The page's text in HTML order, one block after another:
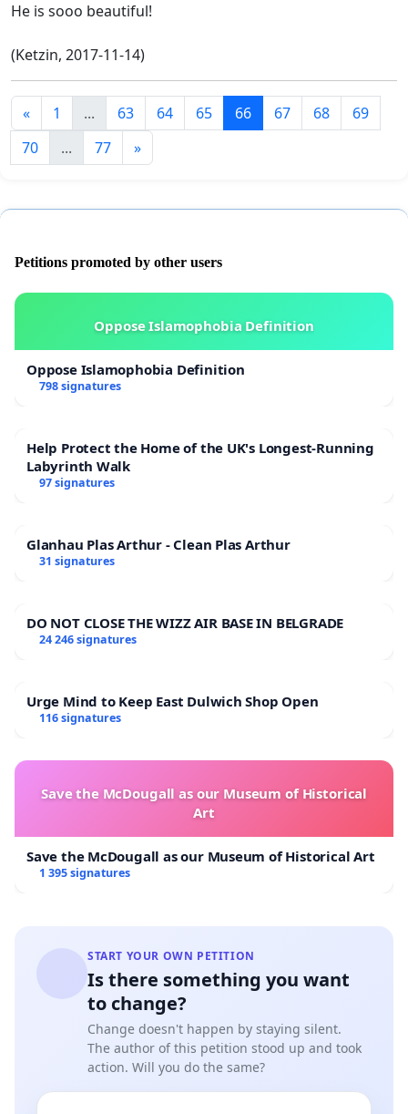
He is sooo beautiful!
(Ketzin, 2017-11-14)
« 1 ... 63 64 65 66 67 68
69
70
... 77 »
Petitions promoted by other users
Oppose Islamophobia Definition
Oppose Islamophobia Definition
798 signatures
Help Protect the Home of the UK's Longest-Running
Labyrinth Walk
97 signatures
Glanhau Plas Arthur - Clean Plas Arthur
31 signatures
DO NOT CLOSE THE WIZZ AIR BASE IN BELGRADE
24 246 signatures
Urge Mind to Keep East Dulwich Shop Open
116 signatures
Save the McDougall as our Museum of Historical
Art
Save the McDougall as our Museum of Historical Art
1 395 signatures
START YOUR OWN PETITION
Is there something you want
to change?
Change doesn't happen by staying silent.
The author of this petition stood up and took
action. Will you do the same?